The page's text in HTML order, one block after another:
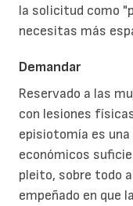
la solicitud como
necesitas más
Demandar
Reservado a las
con lesiones
episiotomía es
económicos
pleito, sobre todo
empeñado en que